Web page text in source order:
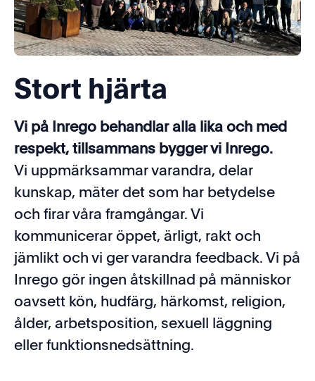
Stort hjärta
Vi på Inrego behandlar alla lika och med
respekt, tillsammans bygger vi Inrego.
Vi uppmärksammar varandra, delar
kunskap, mäter det som har betydelse
och firar våra framgångar. Vi
kommunicerar öppet, ärligt, rakt och
jämlikt och vi ger varandra feedback. Vi på
Inrego gör ingen åtskillnad på människor
oavsett kön, hudfärg, härkomst, religion,
ålder, arbetsposition, sexuell läggning
eller funktionsnedsättning.